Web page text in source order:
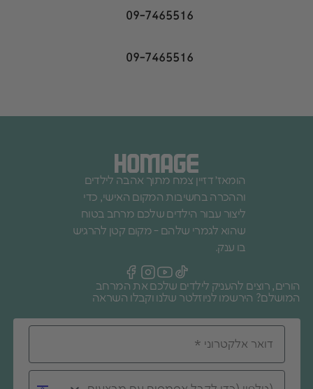
09-7465516
09-7465516
הומאז׳ דזיין צמח מתוך אהבה לילדים
וההכרה בחשיבות המקום האישי, כדי
ליצור עבור הילדים שלכם מרחב בטוח
שהוא לגמרי שלהם - מקום קטן להרגיש
בו ענק.
הורים, רוצים להעניק לילדים שלכם את המרחב
המושלם? הירשמו לניוזלטר שלנו וקבלו השראה